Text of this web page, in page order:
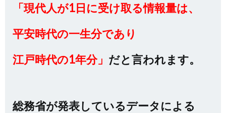
「現代人が1日に受け取る情報量は、
平安時代の一生分であり
江戸時代の1年分」 だと言われます。
総務省が発表しているデータによる